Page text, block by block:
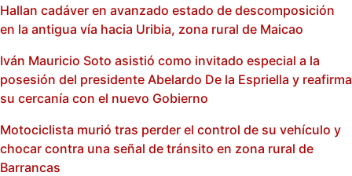
Hallan cadáver en avanzado estado de descomposición
en la antigua vía hacia Uribia, zona rural de Maicao
Iván Mauricio Soto asistió como invitado especial a la
posesión del presidente Abelardo De la Espriella y reafirma
su cercanía con el nuevo Gobierno
Motociclista murió tras perder el control de su vehículo y
chocar contra una señal de tránsito en zona rural de
Barrancas